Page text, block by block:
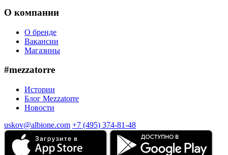
О компании
О бренде
Вакансии
Магазины
#mezzatorre
Истории
Блог Mezzatorre
Новости
uskov@albione.com +7 (495) 374-81-48